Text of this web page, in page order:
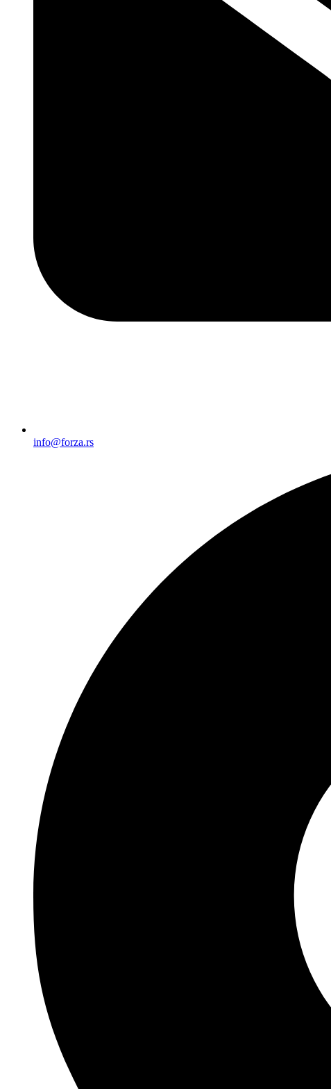
info@forza.rs